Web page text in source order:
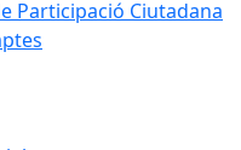
Participació Ciutadana